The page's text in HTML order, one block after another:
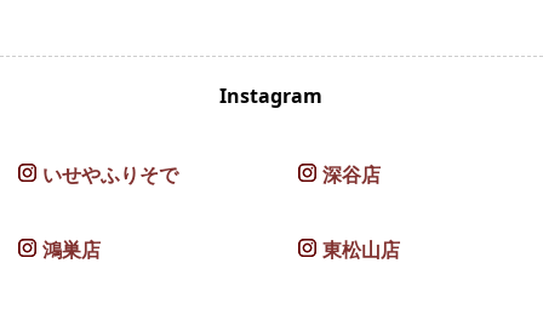
Instagram
いせやふりそで 深谷店
鴻巣店 東松山店